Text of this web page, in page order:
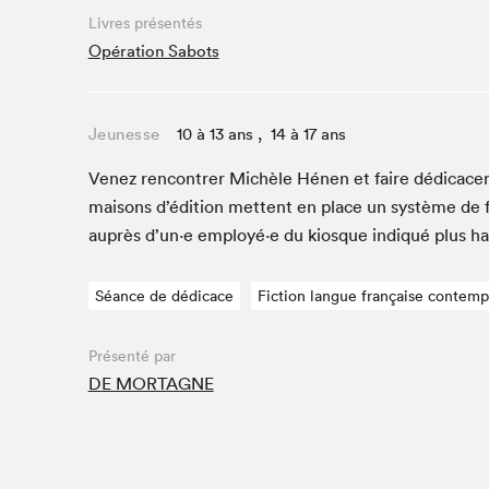
Café La Presse
Espace Côte-des-Neiges
La lecture en cadeau
Le grand jeu de lecture à voix haute du Salon du livre
de Montréal
Lettres québécoises au Salon
Louisiane enracinée et branchée
SLM PRO
Zone Manga
Livres présentés
Opération Sabots
Jeunesse 10 à 13 ans , 14 à 17 ans
Venez ren­con­tr­er Michèle Hénen et faire
maisons d’édi­tion met­tent en place un sys­tème
auprès d’un·e employé·e du kiosque indiqué plus
Séance de dédicace Fiction langue française
Présenté par
DE MORTAGNE